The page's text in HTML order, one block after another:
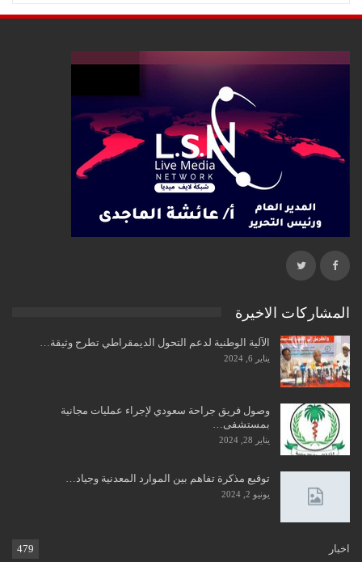
المشاركات الاخيرة
الآلية الوطنية لدعم التحول الديمقراطي تطرح وثيقة…
يناير 6, 2024
وصول فريق جراحة سعودي لإجراء عمليات مجانية
بمستشفى…
يناير 28, 2024
توقيع مذكرة تفاهم بين الموارد المعدنية وجياد…
يونيو 2, 2024
اخبار 479